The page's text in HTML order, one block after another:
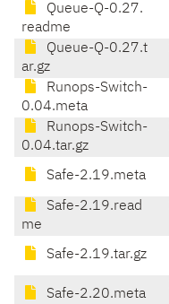
Queue-Q-0.27.
readme
Queue-Q-0.27.t
ar.gz
Runops-Switch-
0.04.meta
Runops-Switch-
0.04.tar.gz
Safe-2.19.meta
Safe-2.19.read
me
Safe-2.19.tar.gz
Safe-2.20.meta